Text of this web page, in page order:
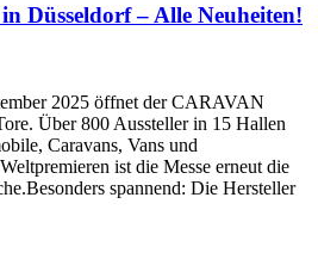
Düsseldorf – Alle Neuheiten!
2025 öffnet der CARAVAN
Über 800 Aussteller in 15 Hallen
Caravans, Vans und
ist die Messe erneut die
spannend: Die Hersteller